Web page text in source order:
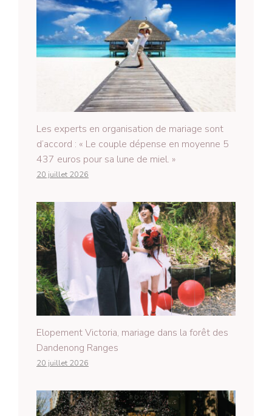
Les experts en organisation de mariage sont
d’accord : « Le couple dépense en moyenne 5
437 euros pour sa lune de miel. »
20 juillet 2026
Elopement Victoria, mariage dans la forêt des
Dandenong Ranges
20 juillet 2026